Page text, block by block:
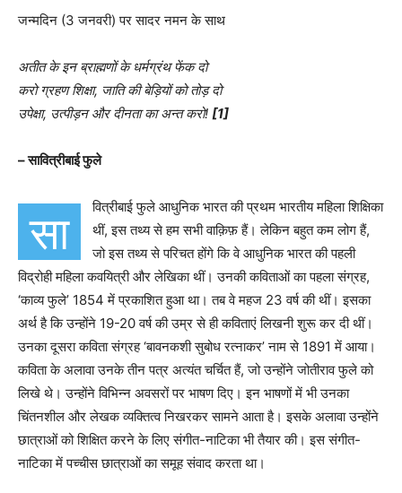
जन्मदिन (3 जनवरी) पर सादर नमन के साथ
अतीत के इन ब्राह्मणों के धर्मग्रंथ फेंक दो
करो ग्रहण शिक्षा, जाति की बेड़ियों को तोड़ दो
उपेक्षा, उत्पीड़न और दीनता का अन्त करो! [1]
– सावित्रीबाई फुले
सा
वित्रीबाई फुले आधुनिक भारत की प्रथम भारतीय महिला शिक्षिका
थीं, इस तथ्य से हम सभी वाक़िफ़ हैं। लेकिन बहुत कम लोग हैं,
जो इस तथ्य से परिचत होंगे कि वे आधुनिक भारत की पहली
विद्रोही महिला कवयित्री और लेखिका थीं। उनकी कविताओं का पहला संग्रह,
‘काव्य फुले’ 1854 में प्रकाशित हुआ था। तब वे महज 23 वर्ष की थीं। इसका
अर्थ है कि उन्होंने 19-20 वर्ष की उम्र से ही कविताएं लिखनी शुरू कर दी थीं।
उनका दूसरा कविता संग्रह ‘बावनकशी सुबोध रत्नाकर’ नाम से 1891 में आया।
कविता के अलावा उनके तीन पत्र अत्यंत चर्चित हैं, जो उन्होंने जोतीराव फुले को
लिखे थे। उन्होंने विभिन्न अवसरों पर भाषण दिए। इन भाषणों में भी उनका
चिंतनशील और लेखक व्यक्तित्व निखरकर सामने आता है। इसके अलावा उन्होंने
छात्राओं को शिक्षित करने के लिए संगीत-नाटिका भी तैयार की। इस संगीत-
नाटिका में पच्चीस छात्राओं का समूह संवाद करता था।